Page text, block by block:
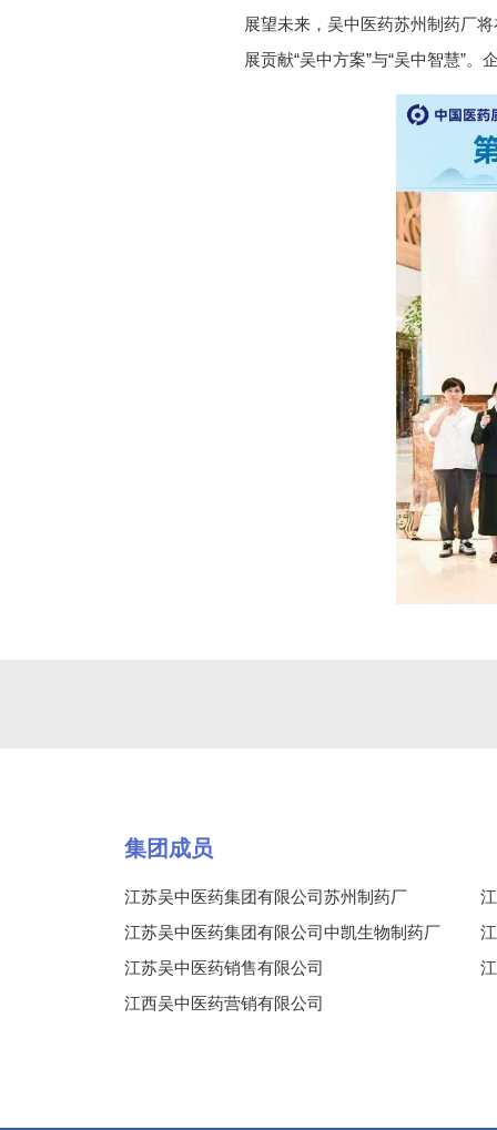
展望未来，吴中医药苏州制药厂
展贡献“吴中方案”与“吴中智慧”
集团成员
江苏吴中医药集团有限公司苏州制药厂
江苏吴中医药集团有限公司中凯生物制药厂
江苏吴中医药销售有限公司
江西吴中医药营销有限公司